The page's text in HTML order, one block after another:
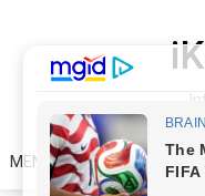
MENU